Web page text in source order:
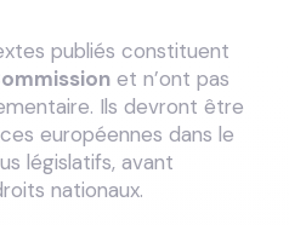
publiés constituent
et n’ont pas
Ils devront être
européennes dans le
législatifs, avant
nationaux.